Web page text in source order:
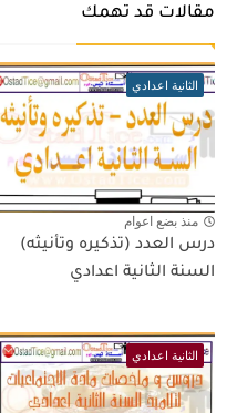
مقالات قد تهمك
الثانية اعدادي
منذ بضع اعوام
درس العدد (تذكيره وتأنيثه)
السنة الثانية اعدادي
الثانية اعدادي